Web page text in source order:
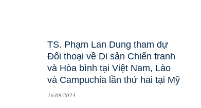
TS. Phạm Lan Dung tham dự
Đối thoại về Di sản Chiến tranh
và Hòa bình tại Việt Nam, Lào
và Campuchia lần thứ hai tại Mỹ
16/09/2023